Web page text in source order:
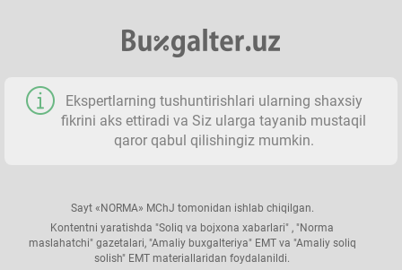
Ekspertlarning tushuntirishlari ularning shaхsiy
fikrini aks ettiradi va Siz ularga tayanib mustaqil
qaror qabul qilishingiz mumkin.
Sayt «NORMA» MChJ tomonidan ishlab chiqilgan.
Kontentni yaratishda "Soliq va bojхona хabarlari" , "Norma
maslahatchi" gazetalari, "Amaliy buхgalteriya" EMT va "Amaliy soliq
solish" EMT materiallaridan foydalanildi.